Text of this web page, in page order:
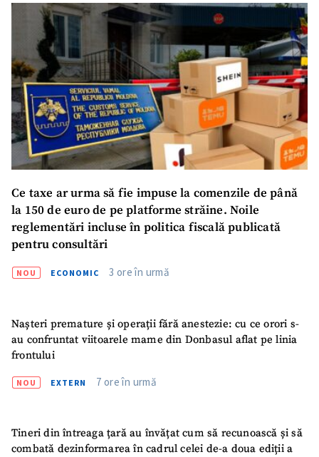
SUSȚINE
Ce taxe ar urma să fie impuse la comenzile de până
la 150 de euro de pe platforme străine. Noile
reglementări incluse în politica fiscală publicată
pentru consultări
NOU ECONOMIC 3 ore în urmă
Nașteri premature și operații fără anestezie: cu ce orori s-
au confruntat viitoarele mame din Donbasul aflat pe linia
frontului
NOU EXTERN 7 ore în urmă
Tineri din întreaga țară au învățat cum să recunoască și să
combată dezinformarea în cadrul celei de-a doua ediții a